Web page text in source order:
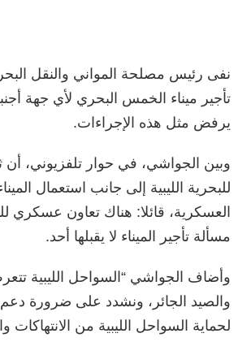
نفى رئيس مصلحة المواني والنقل
تأجير ميناء الخمس البحري لأي جهة
يرفض مثل هذه الإجراءات.
وبين الجواشي، في حوار تلفزيوني، أن
للبحرية الليبية إلى جانب استعمال
العسكرية، قائلا: هناك تعاون عسكري
مسألة تأجير الميناء لا يقبلها أحد.
وأضاف الجواشي “السواحل الليبية
والصيد الجائر، ونشدد على ضرورة دعم
لحماية السواحل الليبية من الانتهاكات